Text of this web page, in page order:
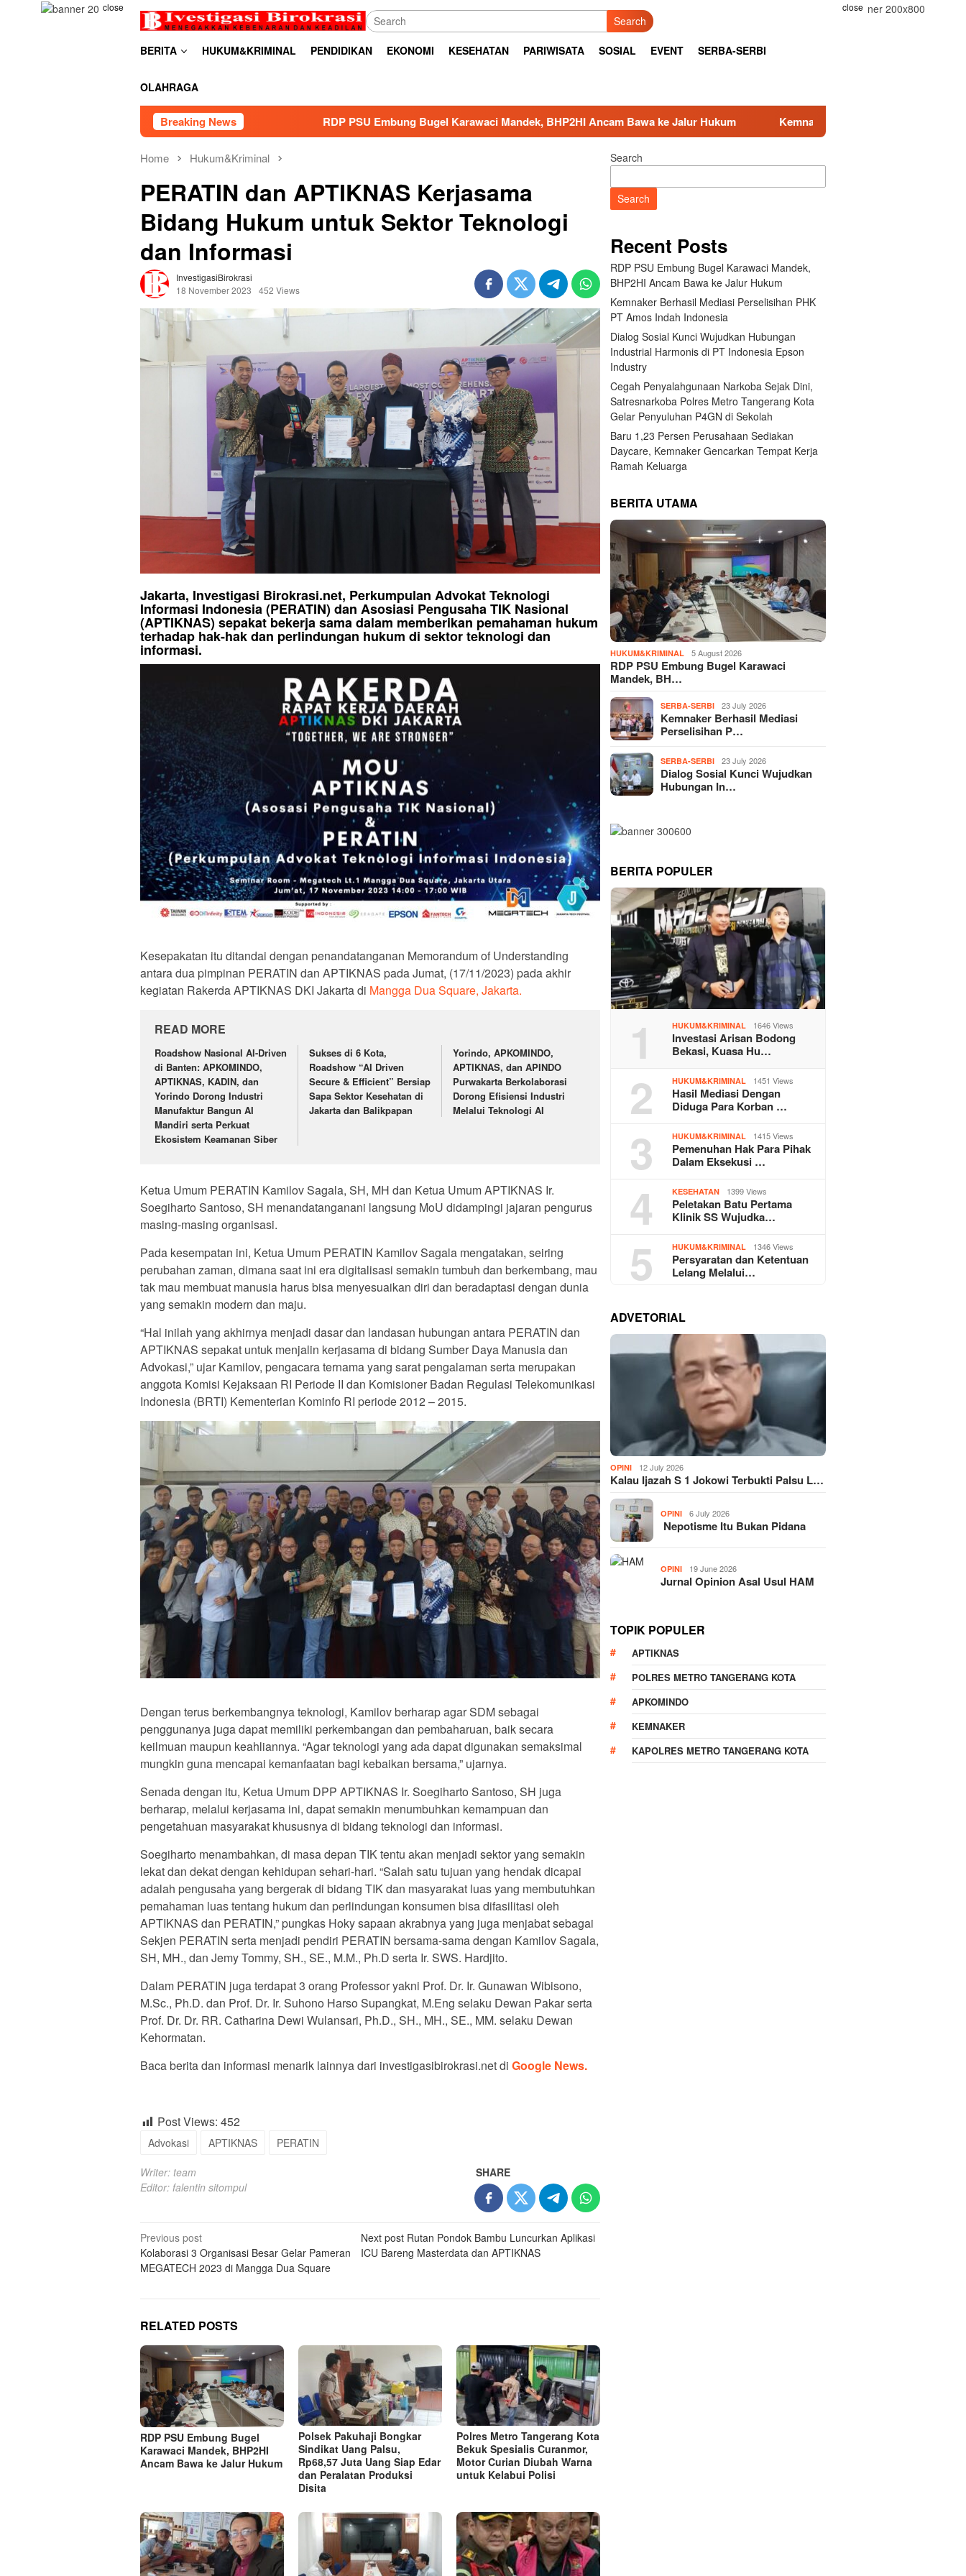
close close
Search
BERITA HUKUM&KRIMINAL PENDIDIKAN EKONOMI KESEHATAN PARIWISATA SOSIAL EVENT SERBA-SERBI
OLAHRAGA
Breaking NewsRDP PSU Embung Bugel Karawaci Mandek, BHP2HI Ancam Bawa ke Jalur Hukum Kemnaker Berhasil Mediasi Perselisihan PHK PT Amos
Home Hukum&Kriminal
PERATIN dan APTIKNAS Kerjasama
Bidang Hukum untuk Sektor Teknologi
dan Informasi
InvestigasiBirokrasi
18 November 2023
452 Views
Jakarta, Investigasi Birokrasi.net, Perkumpulan Advokat Teknologi
Informasi Indonesia (PERATIN) dan Asosiasi Pengusaha TIK Nasional
(APTIKNAS) sepakat bekerja sama dalam memberikan pemahaman hukum
terhadap hak-hak dan perlindungan hukum di sektor teknologi dan
informasi.
Kesepakatan itu ditandai dengan penandatanganan Memorandum of Understanding
antara dua pimpinan PERATIN dan APTIKNAS pada Jumat, (17/11/2023) pada akhir
kegiatan Rakerda APTIKNAS DKI Jakarta di Mangga Dua Square, Jakarta.
READ MORE
Roadshow Nasional AI-Driven
di Banten: APKOMINDO,
APTIKNAS, KADIN, dan
Yorindo Dorong Industri
Manufaktur Bangun AI
Mandiri serta Perkuat
Ekosistem Keamanan Siber
Sukses di 6 Kota,
Roadshow “AI Driven
Secure & Efficient” Bersiap
Sapa Sektor Kesehatan di
Jakarta dan Balikpapan
Yorindo, APKOMINDO,
APTIKNAS, dan APINDO
Purwakarta Berkolaborasi
Dorong Efisiensi Industri
Melalui Teknologi AI
Ketua Umum PERATIN Kamilov Sagala, SH, MH dan Ketua Umum APTIKNAS Ir.
Soegiharto Santoso, SH menandatanganani langsung MoU didampingi jajaran pengurus
masing-masing organisasi.
Pada kesempatan ini, Ketua Umum PERATIN Kamilov Sagala mengatakan, seiring
perubahan zaman, dimana saat ini era digitalisasi semakin tumbuh dan berkembang, mau
tak mau membuat manusia harus bisa menyesuaikan diri dan beradaptasi dengan dunia
yang semakin modern dan maju.
“Hal inilah yang akhirnya menjadi dasar dan landasan hubungan antara PERATIN dan
APTIKNAS sepakat untuk menjalin kerjasama di bidang Sumber Daya Manusia dan
Advokasi,” ujar Kamilov, pengacara ternama yang sarat pengalaman serta merupakan
anggota Komisi Kejaksaan RI Periode II dan Komisioner Badan Regulasi Telekomunikasi
Indonesia (BRTI) Kementerian Kominfo RI periode 2012 – 2015.
Dengan terus berkembangnya teknologi, Kamilov berharap agar SDM sebagai
penggunanya juga dapat memiliki perkembangan dan pembaharuan, baik secara
keilmuan maupun keahliannya. “Agar teknologi yang ada dapat digunakan semaksimal
mungkin guna mencapai kemanfaatan bagi kebaikan bersama,” ujarnya.
Senada dengan itu, Ketua Umum DPP APTIKNAS Ir. Soegiharto Santoso, SH juga
berharap, melalui kerjasama ini, dapat semakin menumbuhkan kemampuan dan
pengetahuan masyarakat khususnya di bidang teknologi dan informasi.
Soegiharto menambahkan, di masa depan TIK tentu akan menjadi sektor yang semakin
lekat dan dekat dengan kehidupan sehari-hari. “Salah satu tujuan yang hendak dicapai
adalah pengusaha yang bergerak di bidang TIK dan masyarakat luas yang membutuhkan
pemahaman luas tentang hukum dan perlindungan konsumen bisa difasilitasi oleh
APTIKNAS dan PERATIN,” pungkas Hoky sapaan akrabnya yang juga menjabat sebagai
Sekjen PERATIN serta menjadi pendiri PERATIN bersama-sama dengan Kamilov Sagala,
SH, MH., dan Jemy Tommy, SH., SE., M.M., Ph.D serta Ir. SWS. Hardjito.
Dalam PERATIN juga terdapat 3 orang Professor yakni Prof. Dr. Ir. Gunawan Wibisono,
M.Sc., Ph.D. dan Prof. Dr. Ir. Suhono Harso Supangkat, M.Eng selaku Dewan Pakar serta
Prof. Dr. Dr. RR. Catharina Dewi Wulansari, Ph.D., SH., MH., SE., MM. selaku Dewan
Kehormatan.
Baca berita dan informasi menarik lainnya dari investigasibirokrasi.net di Google News.
Post Views: 452
Advokasi APTIKNAS PERATIN
Writer: team
Editor: falentin sitompul
SHARE
Post
navigation
Previous post
Kolaborasi 3 Organisasi Besar Gelar Pameran
MEGATECH 2023 di Mangga Dua Square
Next post Rutan Pondok Bambu Luncurkan Aplikasi
ICU Bareng Masterdata dan APTIKNAS
RELATED POSTS
RDP PSU Embung Bugel
Karawaci Mandek, BHP2HI
Ancam Bawa ke Jalur Hukum
Polsek Pakuhaji Bongkar
Sindikat Uang Palsu,
Rp68,57 Juta Uang Siap Edar
dan Peralatan Produksi
Disita
Polres Metro Tangerang Kota
Bekuk Spesialis Curanmor,
Motor Curian Diubah Warna
untuk Kelabui Polisi
Search
Search
Recent Posts
RDP PSU Embung Bugel Karawaci Mandek,
BHP2HI Ancam Bawa ke Jalur Hukum
Kemnaker Berhasil Mediasi Perselisihan PHK
PT Amos Indah Indonesia
Dialog Sosial Kunci Wujudkan Hubungan
Industrial Harmonis di PT Indonesia Epson
Industry
Cegah Penyalahgunaan Narkoba Sejak Dini,
Satresnarkoba Polres Metro Tangerang Kota
Gelar Penyuluhan P4GN di Sekolah
Baru 1,23 Persen Perusahaan Sediakan
Daycare, Kemnaker Gencarkan Tempat Kerja
Ramah Keluarga
BERITA UTAMA
HUKUM&KRIMINAL 5 August 2026
RDP PSU Embung Bugel Karawaci
Mandek, BH…
SERBA-SERBI 23 July 2026
Kemnaker Berhasil Mediasi
Perselisihan P…
SERBA-SERBI 23 July 2026
Dialog Sosial Kunci Wujudkan
Hubungan In…
BERITA POPULER
1 HUKUM&KRIMINAL 1646 Views
Investasi Arisan Bodong
Bekasi, Kuasa Hu…
2 HUKUM&KRIMINAL 1451 Views
Hasil Mediasi Dengan
Diduga Para Korban …
3 HUKUM&KRIMINAL 1415 Views
Pemenuhan Hak Para Pihak
Dalam Eksekusi …
4 KESEHATAN 1399 Views
Peletakan Batu Pertama
Klinik SS Wujudka…
5 HUKUM&KRIMINAL 1346 Views
Persyaratan dan Ketentuan
Lelang Melalui…
ADVETORIAL
OPINI 12 July 2026
Kalau Ijazah S 1 Jokowi Terbukti Palsu L…
OPINI 6 July 2026
Nepotisme Itu Bukan Pidana
OPINI 19 June 2026
Jurnal Opinion Asal Usul HAM
TOPIK POPULER
APTIKNAS
POLRES METRO TANGERANG KOTA
APKOMINDO
KEMNAKER
KAPOLRES METRO TANGERANG KOTA